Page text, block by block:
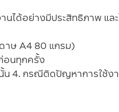
ได้อย่างมีประสิทธิภาพ แล
าษ A4 80 แกรม)
อนทุกครั้ง
4. กรณีติดปัญหาการใช้ง